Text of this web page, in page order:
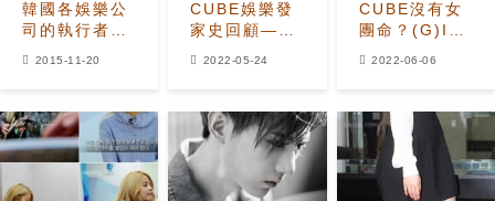
韓國各娛樂公
司的執行者介
2015-11-20
CUBE娛樂發
家史回顧——
2022-05-24
CUBE沒有女
團命？(G)I-
2022-06-06